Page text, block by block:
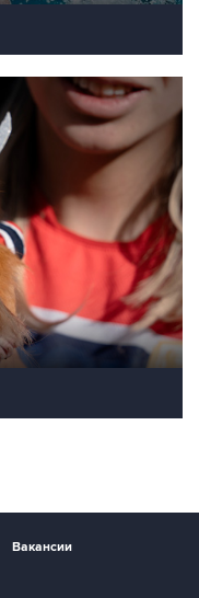
Вакансии